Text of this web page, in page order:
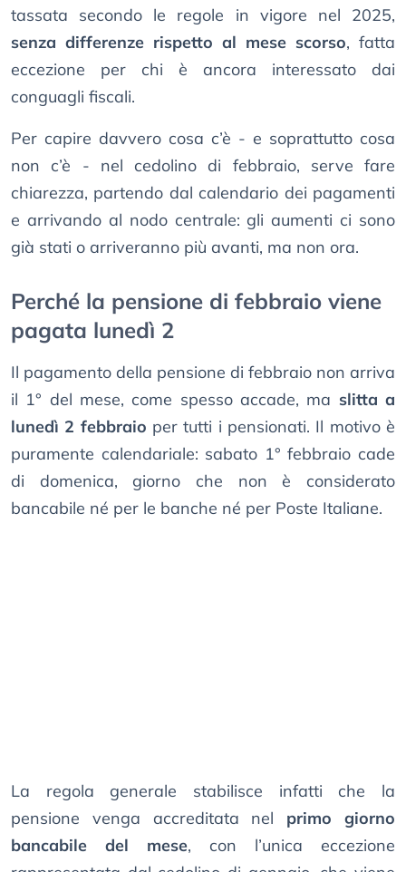
tassata secondo le regole in vigore nel 2025,
senza differenze rispetto al mese scorso, fatta
eccezione per chi è ancora interessato dai
conguagli fiscali.
Per capire davvero cosa c’è - e soprattutto cosa
non c’è - nel cedolino di febbraio, serve fare
chiarezza, partendo dal calendario dei pagamenti
e arrivando al nodo centrale: gli aumenti ci sono
già stati o arriveranno più avanti, ma non ora.
Perché la pensione di febbraio viene
pagata lunedì 2
Il pagamento della pensione di febbraio non arriva
il 1° del mese, come spesso accade, ma slitta a
lunedì 2 febbraio per tutti i pensionati. Il motivo è
puramente calendariale: sabato 1° febbraio cade
di domenica, giorno che non è considerato
bancabile né per le banche né per Poste Italiane.
La regola generale stabilisce infatti che la
pensione venga accreditata nel primo giorno
bancabile del mese, con l’unica eccezione